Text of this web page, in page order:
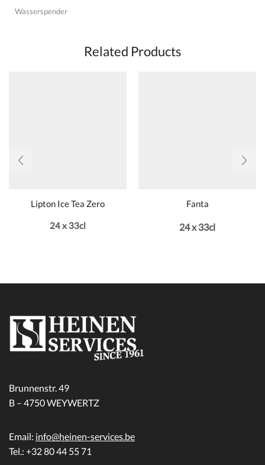
Wasserspender
Related Products
Lipton Ice Tea Zero
24 x 33cl
Fanta
24 x 33cl
Brunnenstr. 49
B – 4750 WEYWERTZ
Email: info@heinen-services.be
Tel.: +32 80 44 55 71